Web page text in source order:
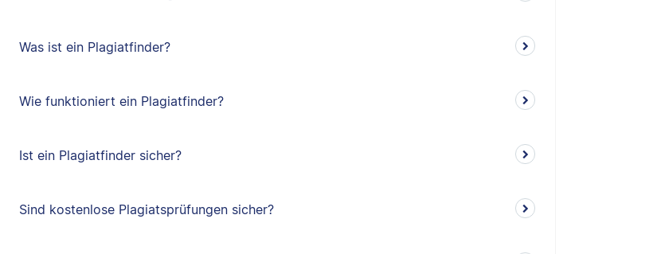
Was ist ein Plagiatfinder?
Wie funktioniert ein Plagiatfinder?
Ist ein Plagiatfinder sicher?
Sind kostenlose Plagiatsprüfungen sicher?